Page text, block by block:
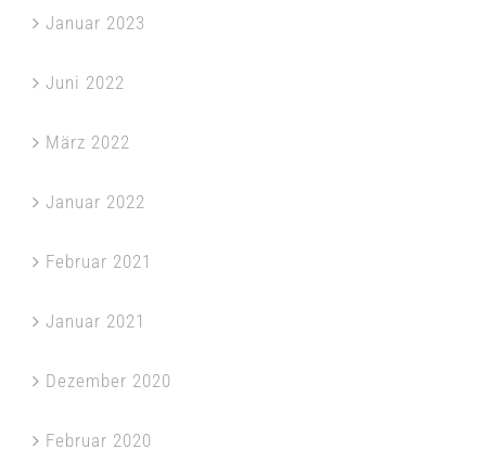
Januar 2023
Juni 2022
März 2022
Januar 2022
Februar 2021
Januar 2021
Dezember 2020
Februar 2020